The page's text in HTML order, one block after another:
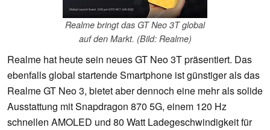
Realme bringt das GT Neo 3T global
auf den Markt. (Bild: Realme)
Realme hat heute sein neues GT Neo 3T präsentiert. Das
ebenfalls global startende Smartphone ist günstiger als das
Realme GT Neo 3, bietet aber dennoch eine mehr als solide
Ausstattung mit Snapdragon 870 5G, einem 120 Hz
schnellen AMOLED und 80 Watt Ladegeschwindigkeit für